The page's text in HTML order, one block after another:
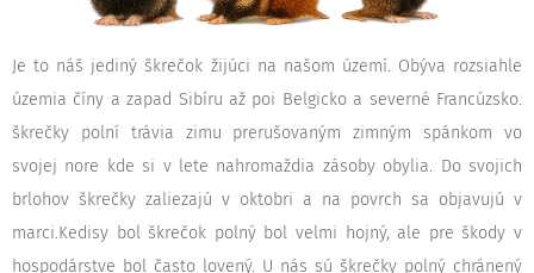
Je to náš jediný škrečok žijúci na našom území. Obýva rozsiahle
územia číny a zapad Sibíru až poi Belgicko a severné Francúzsko.
škrečky polní trávia zimu prerušovaným zimným spánkom vo
svojej nore kde si v lete nahromaždia zásoby obylia. Do svojich
brlohov škrečky zaliezajú v oktobri a na povrch sa objavujú v
marci.Kedisy bol škrečok polný bol velmi hojný, ale pre škody v
hospodárstve bol často lovený. U nás sú škrečky polný chránený